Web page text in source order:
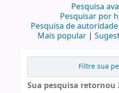
Pesquisa
Pesquisar por
Pesquisa de autoridade
Mais popular
Filtre sua
Sua pesquisa retornou